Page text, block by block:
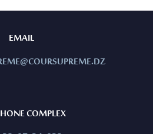
COMPLEX
EMAIL